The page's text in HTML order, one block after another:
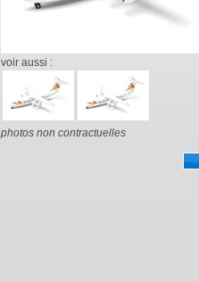
voir aussi :
photos non contractuelles